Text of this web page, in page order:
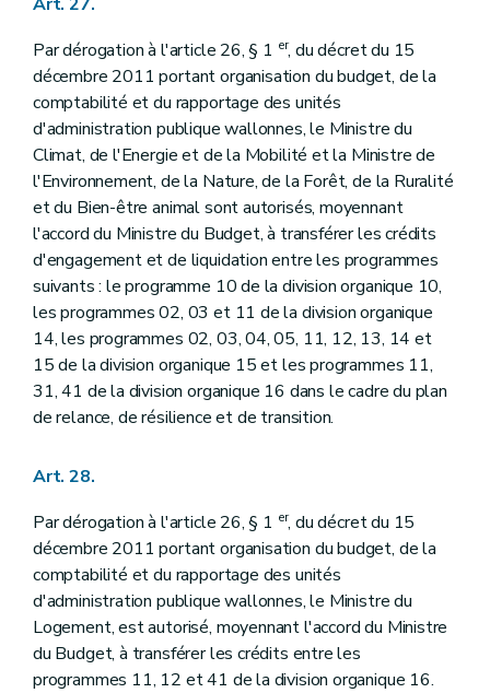
Par dérogation à l'article 26, § 1 er, du décret du 15
décembre 2011 portant organisation du budget, de la
comptabilité et du rapportage des unités
d'administration publique wallonnes, le Ministre du
Climat, de l'Energie et de la Mobilité et la Ministre de
l'Environnement, de la Nature, de la Forêt, de la Ruralité
et du Bien-être animal sont autorisés, moyennant
l'accord du Ministre du Budget, à transférer les crédits
d'engagement et de liquidation entre les programmes
suivants : le programme 10 de la division organique 10,
les programmes 02, 03 et 11 de la division organique
14, les programmes 02, 03, 04, 05, 11, 12, 13, 14 et
15 de la division organique 15 et les programmes 11,
31, 41 de la division organique 16 dans le cadre du plan
de relance, de résilience et de transition.
Art. 28.
Par dérogation à l'article 26, § 1 er, du décret du 15
décembre 2011 portant organisation du budget, de la
comptabilité et du rapportage des unités
d'administration publique wallonnes, le Ministre du
Logement, est autorisé, moyennant l'accord du Ministre
du Budget, à transférer les crédits entre les
programmes 11, 12 et 41 de la division organique 16.